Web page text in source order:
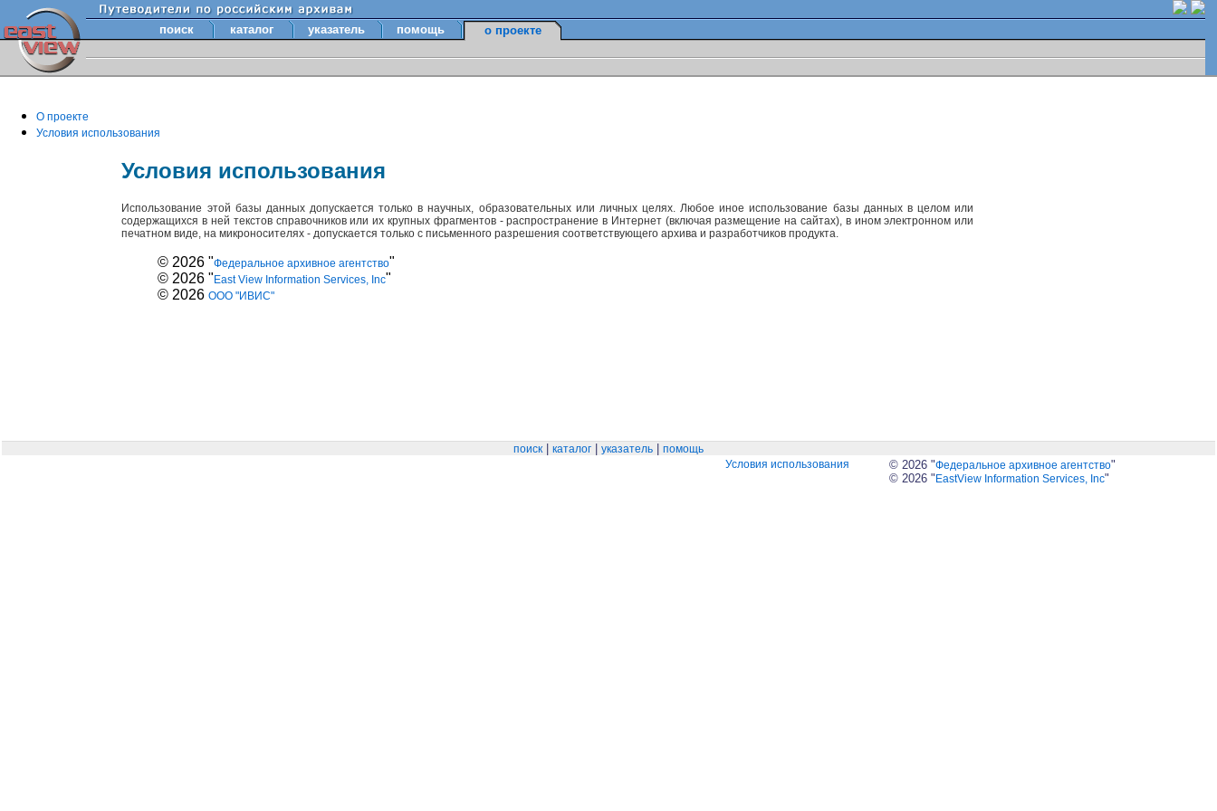
поиск каталог указатель помощь о проекте
О проекте
Условия использования
Условия использования
Использование этой базы данных допускается только в научных, образовательных или личных целях. Любое иное использование базы данных в целом или
содержащихся в ней текстов справочников или их крупных фрагментов - распространение в Интернет (включая размещение на сайтах), в ином электронном или
печатном виде, на микроносителях - допускается только с письменного разрешения соответствующего архива и разработчиков продукта.
© 2026 "Федеральное архивное агентство"
© 2026 " East View Information Services, Inc"
© 2026ООО "ИВИС"
поиск каталог указатель
помощь
Условия использования
© 2026 "Федеральное архивное агентство"
© 2026 " EastView Information Services, Inc"